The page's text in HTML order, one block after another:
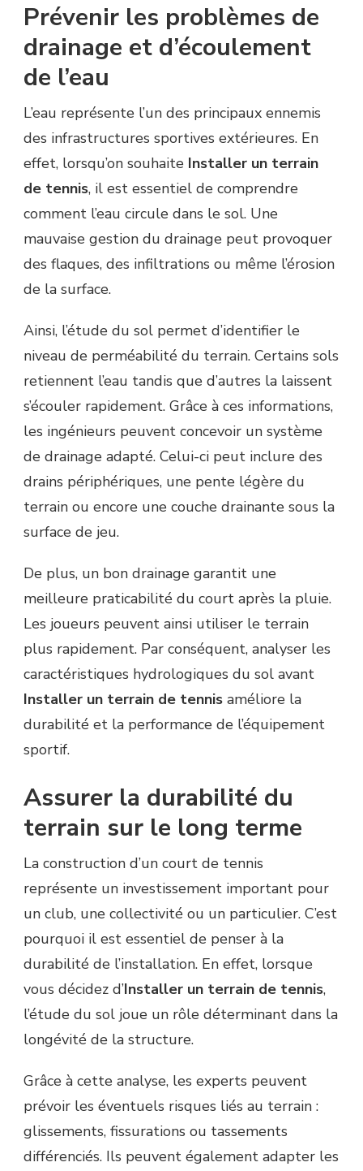
Prévenir les problèmes de
drainage et d’écoulement
de l’eau
L’eau représente l’un des principaux ennemis
des infrastructures sportives extérieures. En
effet, lorsqu’on souhaite Installer un terrain
de tennis, il est essentiel de comprendre
comment l’eau circule dans le sol. Une
mauvaise gestion du drainage peut provoquer
des flaques, des infiltrations ou même l’érosion
de la surface.
Ainsi, l’étude du sol permet d’identifier le
niveau de perméabilité du terrain. Certains sols
retiennent l’eau tandis que d’autres la laissent
s’écouler rapidement. Grâce à ces informations,
les ingénieurs peuvent concevoir un système
de drainage adapté. Celui-ci peut inclure des
drains périphériques, une pente légère du
terrain ou encore une couche drainante sous la
surface de jeu.
De plus, un bon drainage garantit une
meilleure praticabilité du court après la pluie.
Les joueurs peuvent ainsi utiliser le terrain
plus rapidement. Par conséquent, analyser les
caractéristiques hydrologiques du sol avant
Installer un terrain de tennis améliore la
durabilité et la performance de l’équipement
sportif.
Assurer la durabilité du
terrain sur le long terme
La construction d’un court de tennis
représente un investissement important pour
un club, une collectivité ou un particulier. C’est
pourquoi il est essentiel de penser à la
durabilité de l’installation. En effet, lorsque
vous décidez d’Installer un terrain de tennis,
l’étude du sol joue un rôle déterminant dans la
longévité de la structure.
Grâce à cette analyse, les experts peuvent
prévoir les éventuels risques liés au terrain :
glissements, fissurations ou tassements
différenciés. Ils peuvent également adapter les